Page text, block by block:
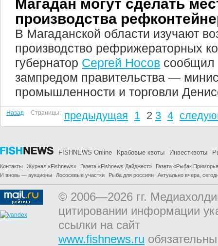
Магадан могут сделать
производства
В Магаданской области изучают
производство рефрижераторных
губернатор Сергей Носов сообщил
зампредом правительства —
промышленности и торговли
Назад Страницы: предыдущая 1 2 3 4
FISHNEWS Online Крабовые квоты Инвестквоты
Контакты Журнал «Fishnews» Газета «Fishnews Дайджест»
Газета «Рыбак
И вновь — аукционы
Лососевые участки Рыба для россиян Актуально вчера,
© 2006—2026 гг.
цитировании информации
ссылки на сайт
www.fishnews.ru